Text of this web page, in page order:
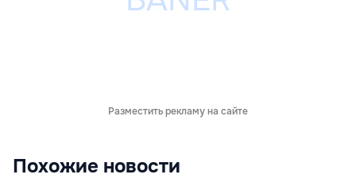
Разместить рекламу на сайте
Похожие новости